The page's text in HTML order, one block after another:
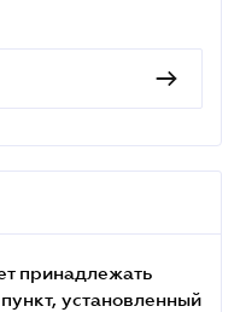
принадлежать
установленный